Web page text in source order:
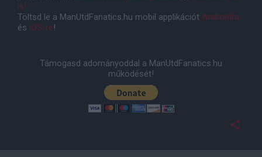
is!
Töltsd le a ManUtdFanatics.hu mobil applikációt Androidra
és iOS-re!
Támogasd adományoddal a ManUtdFanatics.hu
működését!